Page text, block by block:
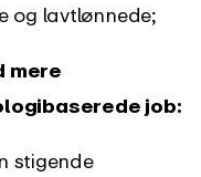
og lavtlønnede;
mere
job:
stigende